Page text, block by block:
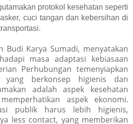
protokol kesehatan seperti
cuci tangan dan kebersihan di
Budi Karya Sumadi, menyatakan
masa adaptasi kebiasaan
Perhubungan temenyiapkan
yang berkonsep higienis dan
adalah aspek kesehatan
aspek ekonomi.
publik harus lebih higienis,
less contact, yang memberikan